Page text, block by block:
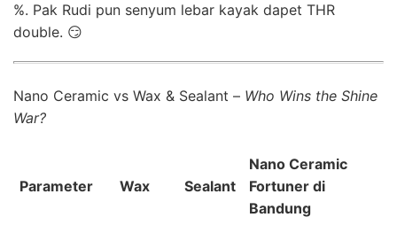
%. Pak Rudi pun senyum lebar kayak dapet THR
double. 😏
Nano Ceramic vs Wax & Sealant – Who Wins the Shine
War?
Parameter Wax Sealant
Nano Ceramic
Fortuner di
Bandung